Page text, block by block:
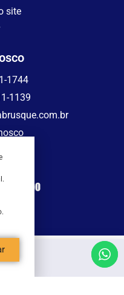
site
1744
1139
Araguaia de Brusque Ltda -
0001-82